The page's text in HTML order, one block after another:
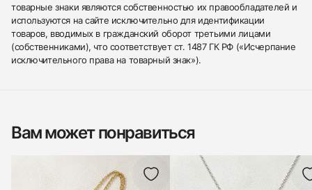
товарные знаки являются собственностью их правообладателей и
используются на сайте исключительно для идентификации
товаров, вводимых в гражданский оборот третьими лицами
(собственниками), что соответствует ст. 1487 ГК РФ («Исчерпание
исключительного права на товарный знак»).
Вам может понравиться